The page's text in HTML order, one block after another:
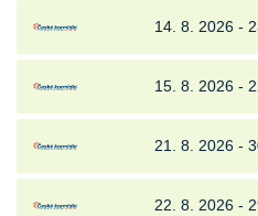
14. 8. 2026 -
15. 8. 2026 -
21. 8. 2026 -
22. 8. 2026 -